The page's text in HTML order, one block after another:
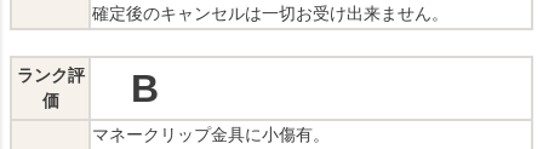
確定後のキャンセルは一切お受け出来ません。
ランク評
価
B
マネークリップ金具に小傷有。